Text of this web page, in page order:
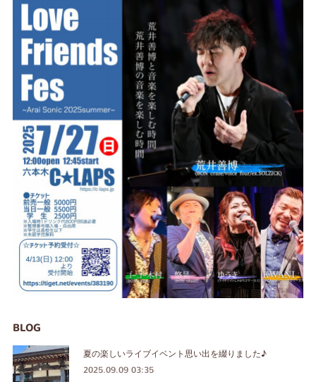
BLOG
夏の楽しいライブイベント思い出を綴りました♪
2025.09.09 03:35